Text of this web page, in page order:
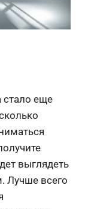
стало еще
выглядеть
Лучше всего